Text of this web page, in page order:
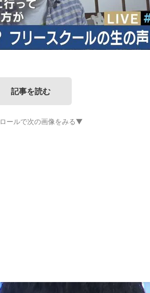
記事を読む
ールで次の画像をみる▼